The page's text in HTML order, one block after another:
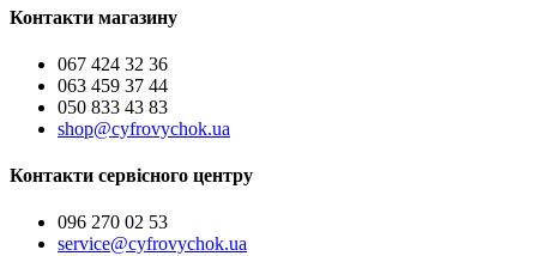
Контакти магазину
067 424 32 36
063 459 37 44
050 833 43 83
shop@cyfrovychok.ua
Контакти сервісного центру
096 270 02 53
service@cyfrovychok.ua